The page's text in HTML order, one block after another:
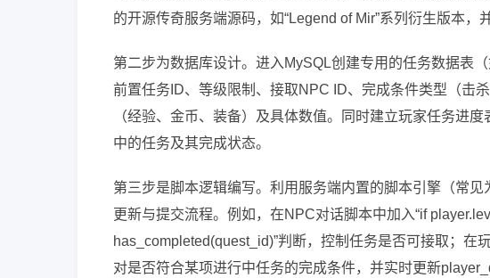
的开源传奇服务端源码，如“Legend of Mir”系列衍生版本，
第二步为数据库设计。进入MySQL创建专用的任务数据表
前置任务ID、等级限制、接取NPC ID、完成条件类型（击
（经验、金币、装备）及具体数值。同时建立玩家任务进
中的任务及其完成状态。
第三步是脚本逻辑编写。利用服务端内置的脚本引擎（常
更新与提交流程。例如，在NPC对话脚本中加入“if
has_completed(quest_id)”判断，控制任务是否可接取；
对是否符合某项进行中任务的完成条件，并实时更新